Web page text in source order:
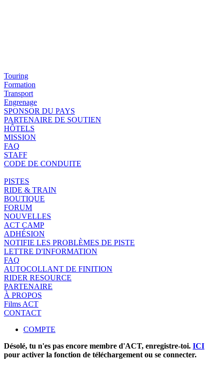
Touring
Formation
Transport
Engrenage
SPONSOR DU PAYS
PARTENAIRE DE SOUTIEN
HÔTELS
MISSION
FAQ
STAFF
CODE DE CONDUITE
PISTES
RIDE & TRAIN
BOUTIQUE
FORUM
NOUVELLES
ACT CAMP
ADHÉSION
NOTIFIE LES PROBLÈMES DE PISTE
LETTRE D'INFORMATION
FAQ
AUTOCOLLANT DE FINITION
RIDER RESOURCE
PARTENAIRE
À PROPOS
Films ACT
CONTACT
COMPTE
Désolé, tu n'es pas encore membre d'ACT, enregistre-toi. ICI
pour activer la fonction de téléchargement ou se connecter.